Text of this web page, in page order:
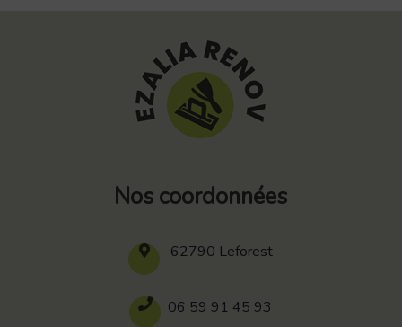
Nos coordonnées
62790 Leforest
06 59 91 45 93